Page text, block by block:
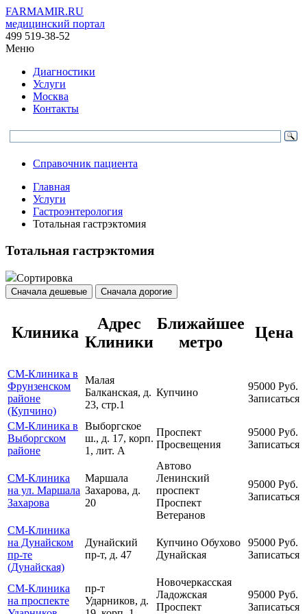
FARMAMIR.RU
медицинский портал
499 519-38-52
Меню
Диагностики
Услуги
Москва
Контакты
Справочник пациента
Главная
Услуги
Гастроэнтерология
Тотальная гастрэктомия
Тотальная гастрэктомия
Сортировка
Сначала дешевые Сначала дорогие
Клиника
Адрес
Клиники
Ближайшее
метро
Цена
СМ-Клиника в
Фрунзенском
районе
(Купчино)
Малая
Балканская, д.
23, стр.1
Купчино
95000 Руб.
Записаться
СМ-Клиника в
Выборгском
районе
Выборгское
ш., д. 17, корп.
1, лит. А
Проспект
Просвещения
95000 Руб.
Записаться
СМ-Клиника
на ул. Маршала
Захарова
Маршала
Захарова, д.
20
Автово
Ленинский
проспект
Проспект
Ветеранов
95000 Руб.
Записаться
СМ-Клиника
на Дунайском
пр-те
(Дунайская)
Дунайский
пр-т, д. 47
Купчино Обухово
Дунайская
95000 Руб.
Записаться
СМ-Клиника
на проспекте
пр-т
Ударников, д.
Новочеркасская
Ладожская
Проспект
95000 Руб.
Записаться